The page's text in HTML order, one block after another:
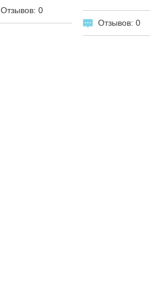
Отзывов: 0
Отзывов: 0